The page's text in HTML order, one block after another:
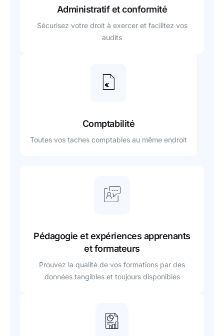
Administratif et conformité
Sécurisez votre droit à exercer et facilitez vos
audits
Comptabilité
Toutes vos taches comptables au même endroit
Pédagogie et expériences apprenants
et formateurs
Prouvez la qualité de vos formations par des
données tangibles et toujours disponibles